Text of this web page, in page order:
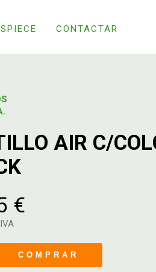
CONTACTAR
AIR C/
€
COMPRAR